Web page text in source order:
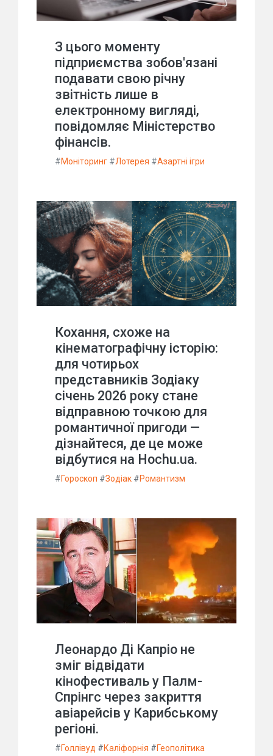
З цього моменту
підприємства зобов'язані
подавати свою річну
звітність лише в
електронному вигляді,
повідомляє Міністерство
фінансів.
#Моніторинг #Лотерея #Азартні ігри
Кохання, схоже на
кінематографічну історію:
для чотирьох
представників Зодіаку
січень 2026 року стане
відправною точкою для
романтичної пригоди —
дізнайтеся, де це може
відбутися на Hochu.ua.
#Гороскоп #Зодіак #Романтизм
Леонардо Ді Капріо не
зміг відвідати
кінофестиваль у Палм-
Спрінгс через закриття
авіарейсів у Карибському
регіоні.
#Голлівуд #Каліфорнія #Геополітика